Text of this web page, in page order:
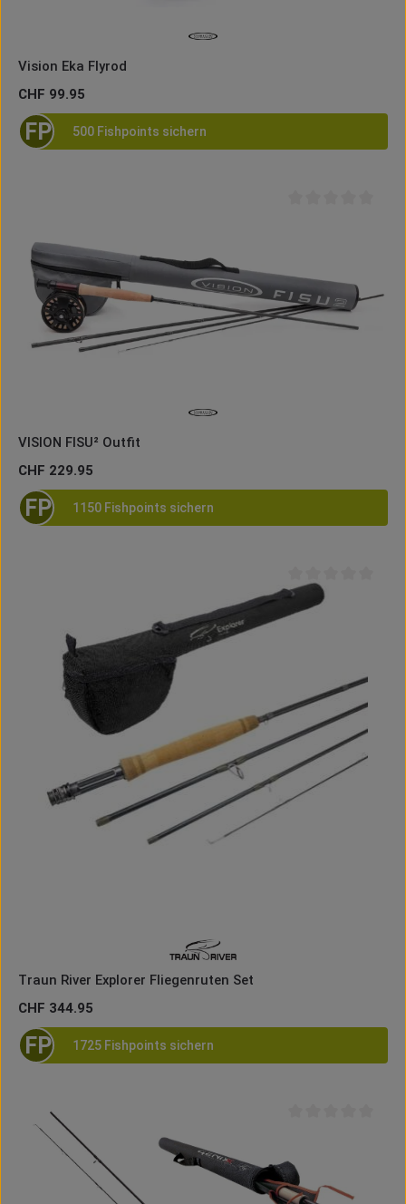
Vision Eka Flyrod
Regulärer Preis:
CHF 99.95
FP 500 Fishpoints sichern
VISION FISU² Outfit
Regulärer Preis:
CHF 229.95
FP 1150 Fishpoints sichern
Durchschnittliche
Traun River Explorer Fliegenruten Set
Regulärer Preis:
CHF 344.95
FP 1725 Fishpoints sichern